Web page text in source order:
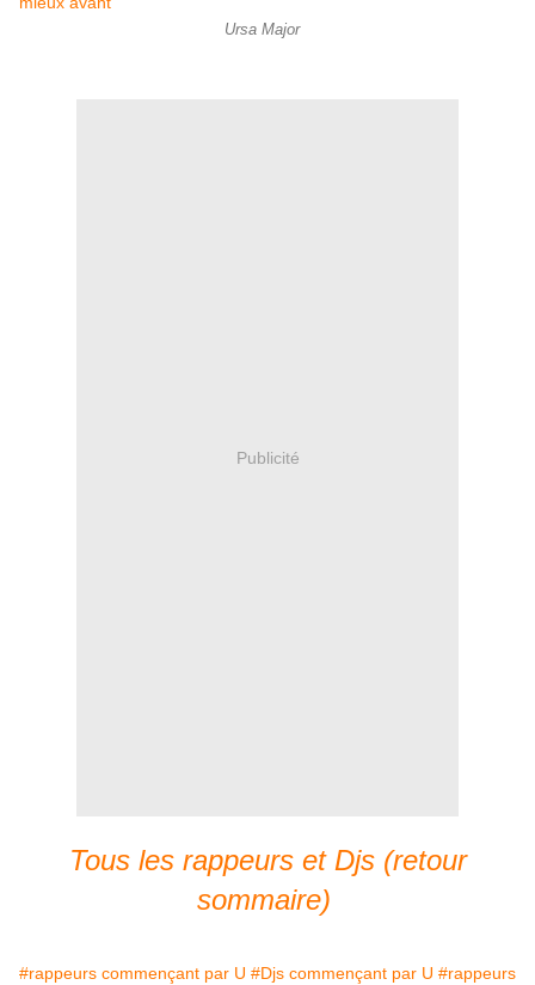
Ursa Major
Publicité
Tous les rappeurs et Djs (retour
sommaire)
#rappeurs commençant par U #Djs commençant par U #rappeurs